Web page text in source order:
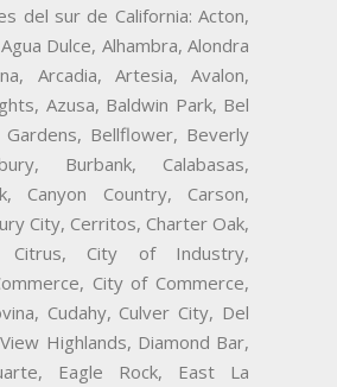
del sur de California: Acton,
Dulce, Alhambra, Alondra
Arcadia, Artesia, Avalon,
Azusa, Baldwin Park, Bel
Gardens, Bellflower, Beverly
Burbank, Calabasas,
Canyon Country, Carson,
City, Cerritos, Charter Oak,
Citrus, City of Industry,
City of Commerce,
Cudahy, Culver City, Del
Highlands, Diamond Bar,
Eagle Rock, East La